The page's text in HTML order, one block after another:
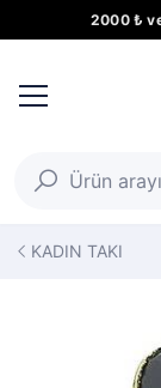
2000 ₺
KADIN TAKI